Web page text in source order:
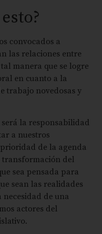
convocados a
las relaciones entre
manera que se logre
en cuanto a la
trabajo novedosas y
la responsabilidad
a nuestros
de la agenda
del
sea pensada para
sean las realidades
necesidad de una
actores del